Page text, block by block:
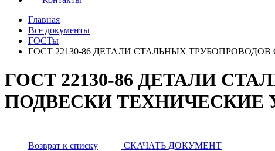
Главная
Все документы
ГОСТы
ГОСТ 22130-86 ДЕТАЛИ СТАЛЬНЫХ
ГОСТ 22130-86 ДЕТАЛИ
ПОДВЕСКИ ТЕХНИЧЕСКИЕ
Возврат к списку
СКАЧАТЬ ДОКУМЕНТ